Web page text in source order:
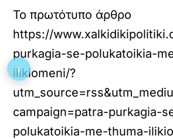
Το πρωτότυπο άρθρο
https://
purkagia-se-polukatoikia-
ilikiomeni/?
campaign=patra-purkagia-
polukatoikia-me-thuma-
‹